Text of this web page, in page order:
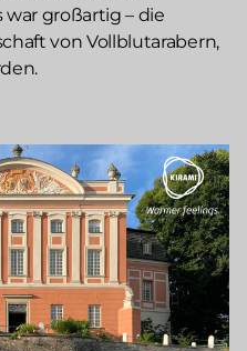
war großartig – die
von Vollblutarabern,